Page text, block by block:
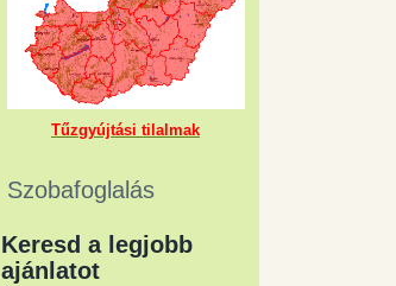
Tűzgyújtási tilalmak
Szobafoglalás
Keresd a legjobb
ajánlatot